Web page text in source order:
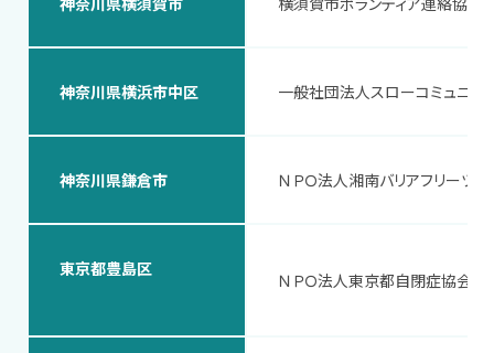
神奈川県横浜市中区 一般社団法人スローコミュニケ
神奈川県鎌倉市 ＮＰＯ法人湘南バリアフリーツ
東京都豊島区
ＮＰＯ法人東京都自閉症協会